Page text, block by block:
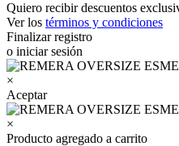
Quiero recibir descuentos
Ver los términos y condiciones
Finalizar registro
o iniciar sesión
×
Aceptar
×
Producto agregado a carrito